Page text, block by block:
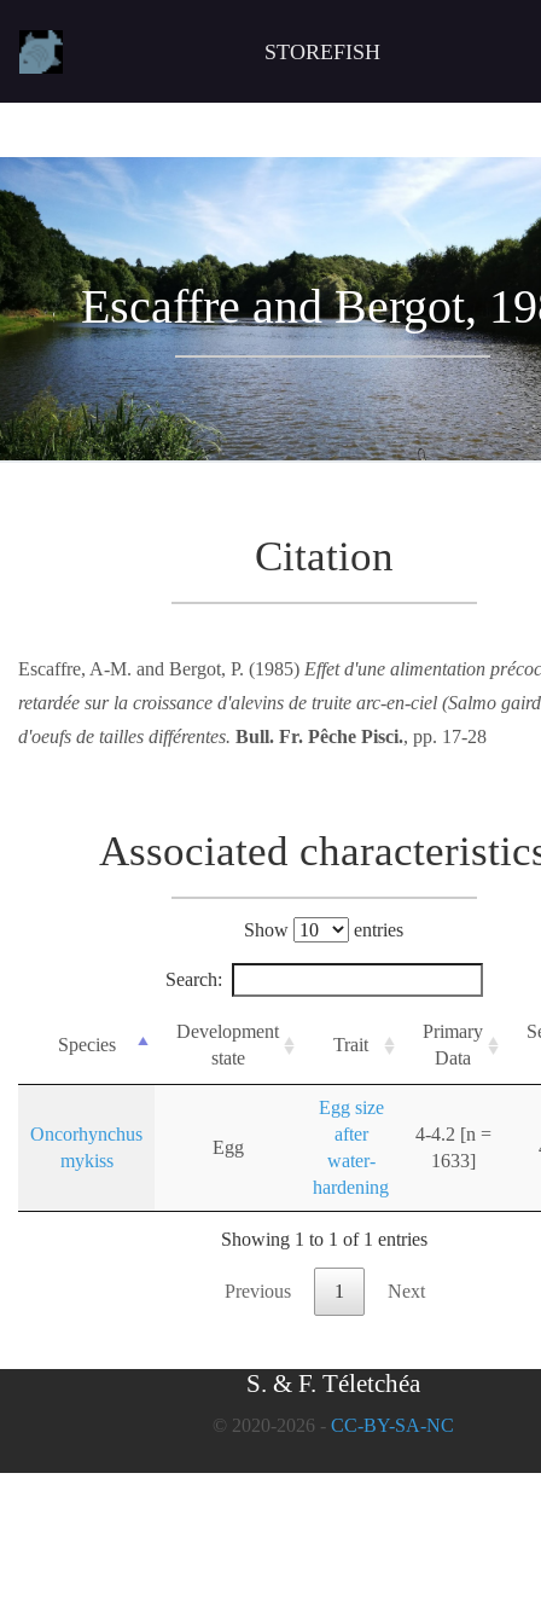
STOREFISH
Escaffre and Bergot,
Citation
Escaffre, A-M. and Bergot, P. (1985) Effet d'une alimentation
retardée sur la croissance d'alevins de truite arc-en-ciel (Salmo
d'oeufs de tailles différentes. Bull. Fr. Pêche Pisci., pp. 17-28
Associated
Show entries
Search:
Species
Development
state
Trait
Primary
Data
Oncorhynchus
mykiss
Egg
Egg size
after
water-
hardening
4-4.2 [n =
1633]
Showing 1 to 1 of 1 entries
Previous 1 Next
S. & F. Téletchéa
© 2020-2026 - CC-BY-SA-NC